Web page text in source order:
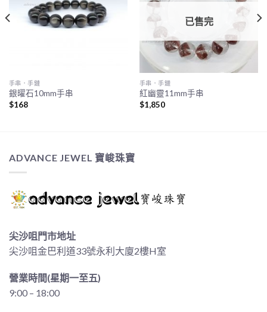
手串．手鏈
銀曜石10mm手串
$168
已售完
手串．手鏈
紅幽靈11mm手串
$1,850
ADVANCE JEWEL 寶峻珠寶
尖沙咀門市地址
尖沙咀金巴利道33號永利大廈2樓H室
營業時間(星期一至五)
9:00 – 18:00